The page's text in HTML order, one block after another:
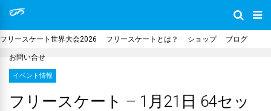
フリースケート世界大会2026 フリースケートとは？ ショップ ブログ
お問い合せ
イベント情報
フリースケート – 1月21日 64セッ